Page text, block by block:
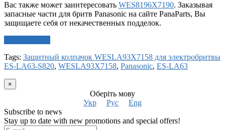
Вас также может заинтересовать WES8196X7190. Заказывая
запасные части для бритв Panasonic на сайте PanaParts, Вы
защищаете себя от некачественных подделок.
Tags: Защитный колпачок WESLA93X7158 для электробритвы
ES-LA63-S820, WESLA93X7158, Panasonic, ES-LA63
×
Оберіть мову
Укр
Рус
Eng
Subscribe to news
Stay up to date with new promotions and special offers!